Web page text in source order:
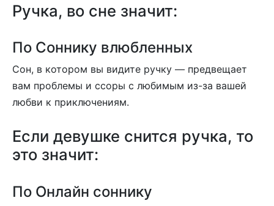
Ручка, во сне значит:
По Соннику влюбленных
Сон, в котором вы видите ручку — предвещает
вам проблемы и ссоры с любимым из-за вашей
любви к приключениям.
Если девушке снится ручка, то
это значит:
По Онлайн соннику